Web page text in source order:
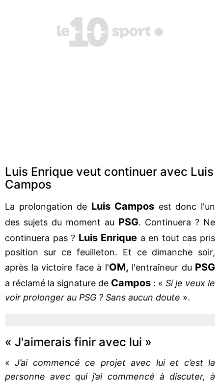
Luis Enrique veut continuer avec Luis
Campos
La prolongation de Luis Campos est donc l'un
des sujets du moment au PSG. Continuera ? Ne
continuera pas ? Luis Enrique a en tout cas pris
position sur ce feuilleton. Et ce dimanche soir,
après la victoire face à l'OM, l'entraîneur du PSG
a réclamé la signature de Campos : « Si je veux le
voir prolonger au PSG ? Sans aucun doute ».
« J'aimerais finir avec lui »
« J’ai commencé ce projet avec lui et c’est la
personne avec qui j’ai commencé à discuter, à